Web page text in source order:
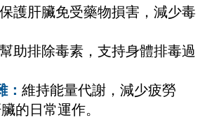
保護肝臟免受藥物損害，減少毒
幫助排除毒素，支持身體排毒過
維持能量代謝，減少疲勞
的日常運作。